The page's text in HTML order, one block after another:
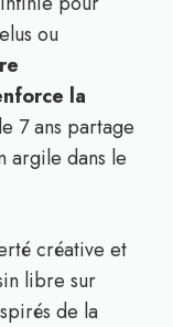
ou
la
7 ans partage
argile dans le
créative et
libre sur
de la